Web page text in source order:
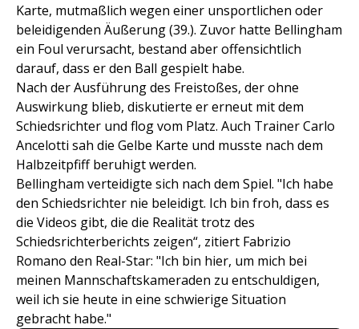
Karte, mutmaßlich wegen einer unsportlichen oder
beleidigenden Äußerung (39.). Zuvor hatte Bellingham
ein Foul verursacht, bestand aber offensichtlich
darauf, dass er den Ball gespielt habe.
Nach der Ausführung des Freistoßes, der ohne
Auswirkung blieb, diskutierte er erneut mit dem
Schiedsrichter und flog vom Platz. Auch Trainer Carlo
Ancelotti sah die Gelbe Karte und musste nach dem
Halbzeitpfiff beruhigt werden.
Bellingham verteidigte sich nach dem Spiel. "Ich habe
den Schiedsrichter nie beleidigt. Ich bin froh, dass es
die Videos gibt, die die Realität trotz des
Schiedsrichterberichts zeigen“, zitiert Fabrizio
Romano den Real-Star: "Ich bin hier, um mich bei
meinen Mannschaftskameraden zu entschuldigen,
weil ich sie heute in eine schwierige Situation
gebracht habe."